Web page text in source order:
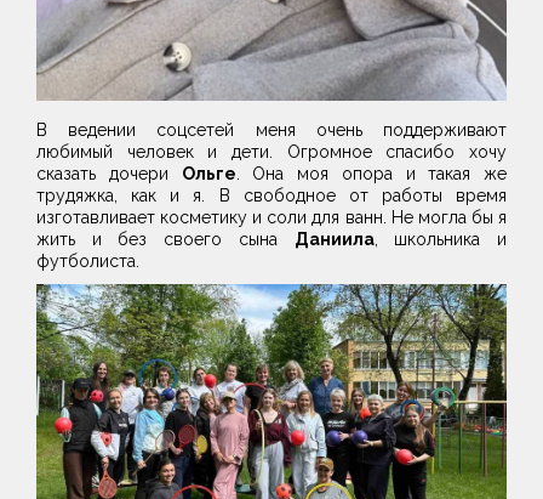
В ведении соцсетей меня очень поддерживают
любимый человек и дети. Огромное спасибо хочу
сказать дочери Ольге . Она моя опора и такая же
трудяжка, как и я. В свободное от работы время
изготавливает косметику и соли для ванн. Не могла бы я
жить и без своего сына Даниила, школьника и
футболиста.